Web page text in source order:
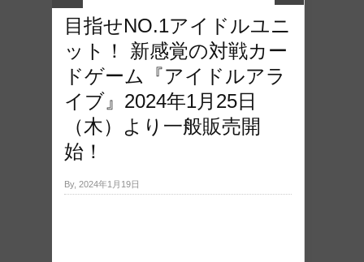
目指せNO.1アイドルユニ
ット！ 新感覚の対戦カー
ドゲーム『アイドルアラ
イブ』2024年1月25日
（木）より一般販売開
始！
By, 2024年1月19日